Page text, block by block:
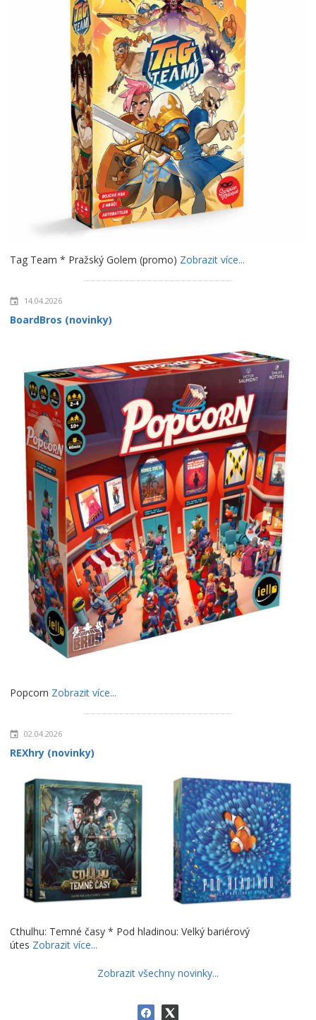
Tag Team * Pražský Golem (promo) Zobrazit více...
14.04.2026
BoardBros (novinky)
Popcorn Zobrazit více...
02.04.2026
REXhry (novinky)
Cthulhu: Temné časy * Pod hladinou: Velký bariérový
útes Zobrazit více...
Zobrazit všechny novinky...